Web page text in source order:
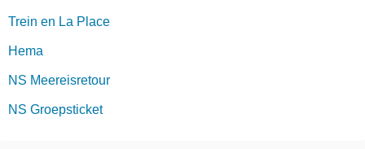
Trein en La Place
Hema
NS Meereisretour
NS Groepsticket